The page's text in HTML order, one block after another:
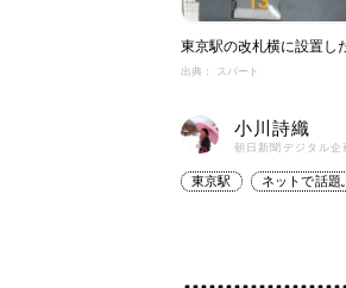
東京駅の改札横に設置し
出典： スパート
小川詩織
朝日新聞デジタル企
東京駅 ネットで話題